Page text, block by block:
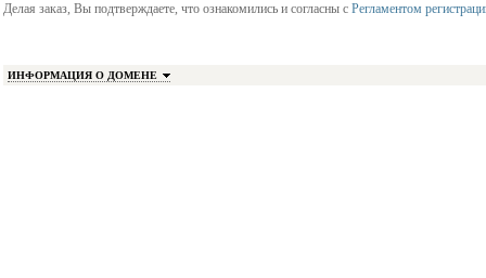
Делая заказ, Вы подтверждаете, что ознакомились и согласны с Регламентом
ИНФОРМАЦИЯ О ДОМЕНЕ